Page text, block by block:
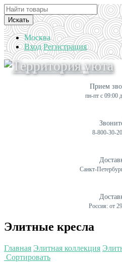
Искать
Москва
Вход Регистрация
Прием
пн-пт с 09:00
8-800-30-
Санкт-
Россия: от
Элитные кресла
Главная Элитная коллекция
Сортировать